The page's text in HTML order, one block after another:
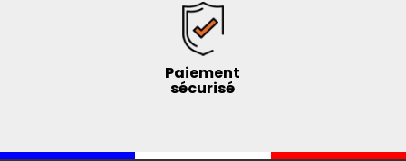
Paiement
sécurisé